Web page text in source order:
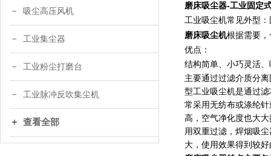
吸尘高压风机
工业集尘器
工业粉尘打磨台
工业脉冲反吹集尘机
查看全部
磨床吸尘器-工业固定
工业吸尘机常见外型
磨床吸尘机根据需要
优点：
结构简单、小巧灵活
主要通过过滤介质分
型工业吸尘机是通过
常采用无纺布或涤纶
高，空气净化度也大
用双重过滤，焊烟吸
大，使用效果得到较